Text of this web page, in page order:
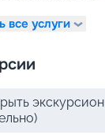
все услуги